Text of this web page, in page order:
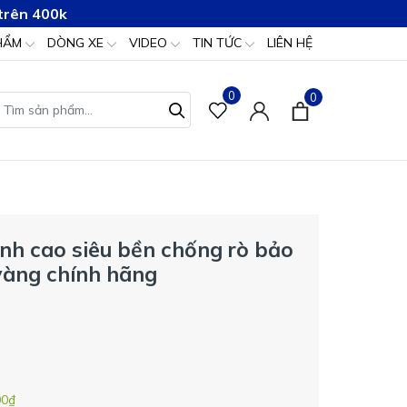
400k
DÒNG XE VIDEO TIN TỨC LIÊN HỆ
0 0
cao siêu bền chống rò bảo
chính hãng